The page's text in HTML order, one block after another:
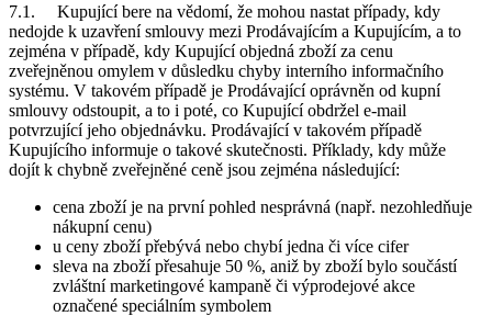
7.1. Kupující bere na vědomí, že mohou nastat případy, kdy
nedojde k uzavření smlouvy mezi Prodávajícím a Kupujícím, a to
zejména v případě, kdy Kupující objedná zboží za cenu
zveřejněnou omylem v důsledku chyby interního informačního
systému. V takovém případě je Prodávající oprávněn od kupní
smlouvy odstoupit, a to i poté, co Kupující obdržel e-mail
potvrzující jeho objednávku. Prodávající v takovém případě
Kupujícího informuje o takové skutečnosti. Příklady, kdy může
dojít k chybně zveřejněné ceně jsou zejména následující:
cena zboží je na první pohled nesprávná (např. nezohledňuje
nákupní cenu)
u ceny zboží přebývá nebo chybí jedna či více cifer
sleva na zboží přesahuje 50 %, aniž by zboží bylo součástí
zvláštní marketingové kampaně či výprodejové akce
označené speciálním symbolem